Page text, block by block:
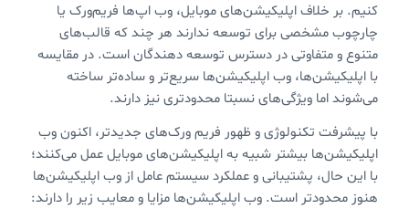
کنیم. بر خلاف اپلیکیشن‌های موبایل، وب اپ‌ها فریم‌ورک یا
چارچوب مشخصی برای توسعه ندارند هر چند که قالب‌های
متنوع و متفاوتی در دسترس توسعه دهندگان است. در مقایسه
با اپلیکیشن‌ها، وب اپلیکیشن‌ها سریع‌تر و ساده‌تر ساخته
می‌شوند اما ويژگی‌های نسبتا محدودتری نیز دارند.
با پیشرفت تکنولوژی و ظهور فریم ورک‌های جدیدتر، اکنون وب
اپلیکیشن‌ها بیشتر شبیه به اپلیکیشن‌های موبایل عمل می‌کنند؛
با این حال، پشتیبانی و عملکرد سیستم عامل از وب اپلیکیشن‌ها
هنوز محدودتر است. وب اپلیکیشن‌ها مزایا و معایب زیر را دارند: